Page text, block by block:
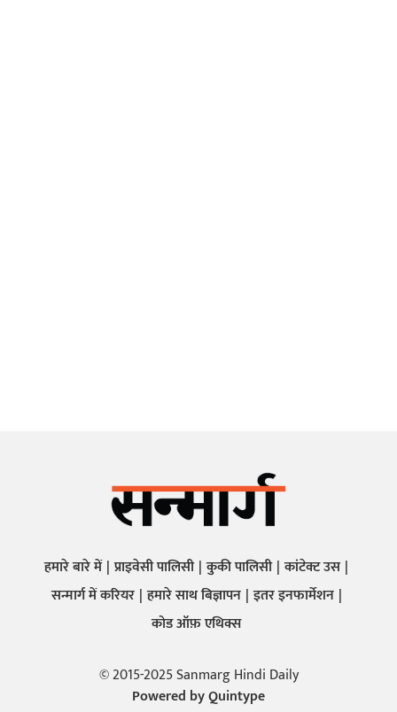
हमारे बारे में प्राइवेसी पालिसी कुकी पालिसी कांटेक्ट उस
सन्मार्ग में करियर हमारे साथ बिज्ञापन इतर इनफार्मेशन
कोड ऑफ़ एथिक्स
© 2015-2025 Sanmarg Hindi Daily
Powered byQuintype